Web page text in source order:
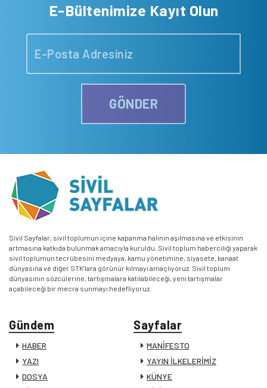
E-Bültenimize Kayıt Olun
GÖNDER
Sivil Sayfalar, sivil toplumun içine kapanma halinin aşılmasına ve etkisinin
artmasına katkıda bulunmak amacıyla kuruldu. Sivil toplum haberciliği yaparak
sivil toplumun tecrübesini medyaya, kamu yönetimine, siyasete, kanaat
dünyasına ve diğer STK’lara görünür kılmayı amaçlıyoruz. Sivil toplum
dünyasının sözcülerine, tartışmalara katılabileceği, yeni tartışmalar
açabileceği bir mecra sunmayı hedefliyoruz.
Gündem
HABER
YAZI
DOSYA
Sayfalar
MANİFESTO
YAYIN İLKELERİMİZ
KÜNYE